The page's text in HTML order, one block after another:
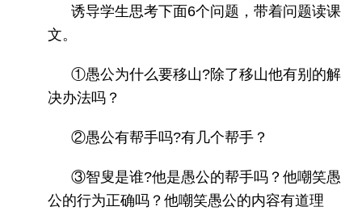
诱导学生思考下面6个问题，带着问题读课
文。
①愚公为什么要移山?除了移山他有别的解
决办法吗？
②愚公有帮手吗?有几个帮手？
③智叟是谁?他是愚公的帮手吗？他嘲笑愚
公的行为正确吗？他嘲笑愚公的内容有道理